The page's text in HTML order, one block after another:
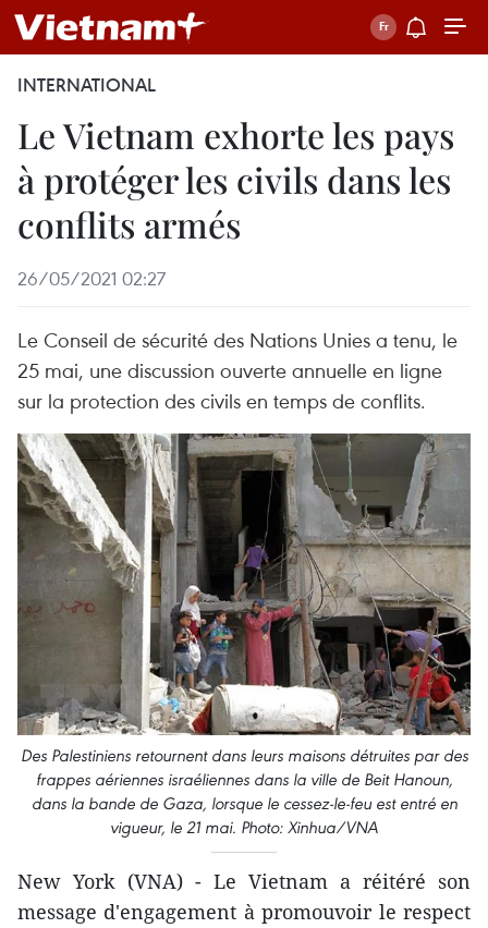
INTERNATIONAL
Le Vietnam exhorte les pays
à protéger les civils dans les
conflits armés
26/05/2021 02:27
Le Conseil de sécurité des Nations Unies a tenu, le
25 mai, une discussion ouverte annuelle en ligne
sur la protection des civils en temps de conflits.
Des Palestiniens retournent dans leurs maisons détruites par des
frappes aériennes israéliennes dans la ville de Beit Hanoun,
dans la bande de Gaza, lorsque le cessez-le-feu est entré en
vigueur, le 21 mai. Photo: Xinhua/VNA
New York (VNA) - Le Vietnam a réitéré son
message d'engagement à promouvoir le respect